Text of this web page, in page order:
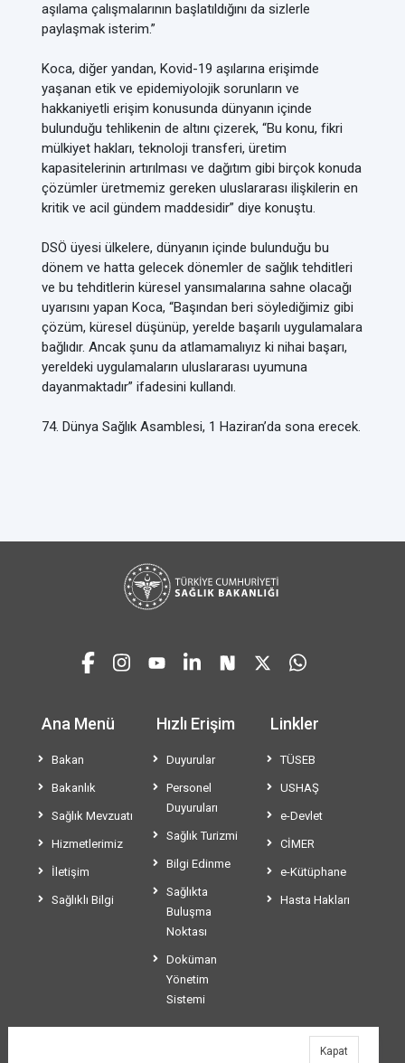
aşılama çalışmalarının başlatıldığını da sizlerle
paylaşmak isterim.”
Koca, diğer yandan, Kovid-19 aşılarına erişimde
yaşanan etik ve epidemiyolojik sorunların ve
hakkaniyetli erişim konusunda dünyanın içinde
bulunduğu tehlikenin de altını çizerek, “Bu konu, fikri
mülkiyet hakları, teknoloji transferi, üretim
kapasitelerinin artırılması ve dağıtım gibi birçok konuda
çözümler üretmemiz gereken uluslararası ilişkilerin en
kritik ve acil gündem maddesidir” diye konuştu.
DSÖ üyesi ülkelere, dünyanın içinde bulunduğu bu
dönem ve hatta gelecek dönemler de sağlık tehditleri
ve bu tehditlerin küresel yansımalarına sahne olacağı
uyarısını yapan Koca, “Başından beri söylediğimiz gibi
çözüm, küresel düşünüp, yerelde başarılı uygulamalara
bağlıdır. Ancak şunu da atlamamalıyız ki nihai başarı,
yereldeki uygulamaların uluslararası uyumuna
dayanmaktadır” ifadesini kullandı.
74. Dünya Sağlık Asamblesi, 1 Haziran’da sona erecek.
Ana Menü
Bakan
Bakanlık
Sağlık Mevzuatı
Hizmetlerimiz
İletişim
Sağlıklı Bilgi
Hızlı Erişim
Duyurular
Personel
Duyuruları
Sağlık Turizmi
Bilgi Edinme
Sağlıkta
Buluşma
Noktası
Doküman
Yönetim
Sistemi
Linkler
TÜSEB
USHAŞ
e-Devlet
CİMER
e-Kütüphane
Hasta Hakları
Kapat